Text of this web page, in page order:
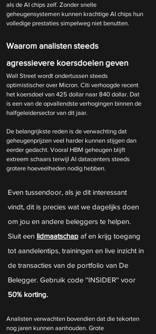
als de AI chips zelf. Zonder snelle
geheugensystemen kunnen krachtige AI chips hun
volledige prestaties simpelweg niet benutten.
Waarom analisten steeds
agressievere koersdoelen geven
Wall Street wordt ondertussen steeds
optimistischer over Micron. Citi verhoogde recent
het koersdoel van 425 dollar naar 840 dollar. Dat
is een van de opvallendste verhogingen binnen de
halfgeleidersector van dit jaar.
De belangrijkste reden is de verwachting dat
geheugenprijzen veel harder kunnen stijgen dan
eerder gedacht. Vooral HBM geheugen blijft
extreem schaars terwijl AI datacenters steeds
grotere hoeveelheden nodig hebben.
Even tussendoor, als je dit interessant
vindt, dit is precies wat we dagelijks doen
om jou en andere beleggers te helpen.
Sluit een lidmaatschap af en krijg toegang
tot aandelentips, trainingen en live inzicht in
de transacties van de portfolio van De
Belegger. Gebruik code ''INSIDER'' voor
50% korting.
Analisten verwachten bovendien dat die tekorten
nog jaren kunnen aanhouden. Grote